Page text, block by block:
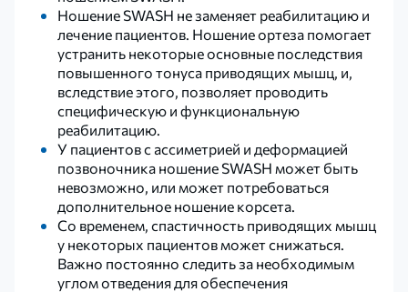
Ношение SWASH не заменяет реабилитацию и
лечение пациентов. Ношение ортеза помогает
устранить некоторые основные последствия
повышенного тонуса приводящих мышц, и,
вследствие этого, позволяет проводить
специфическую и функциональную
реабилитацию.
У пациентов с ассиметрией и деформацией
позвоночника ношение SWASH может быть
невозможно, или может потребоваться
дополнительное ношение корсета.
Со временем, спастичность приводящих мышц
у некоторых пациентов может снижаться.
Важно постоянно следить за необходимым
углом отведения для обеспечения